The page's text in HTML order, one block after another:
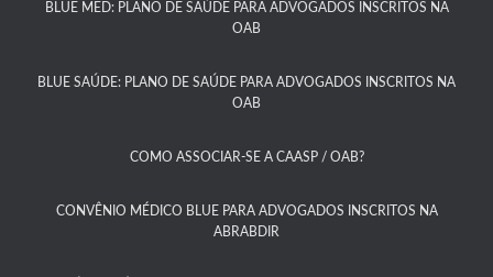
BLUE MED: PLANO DE SAÚDE PARA ADVOGADOS INSCRITOS NA
OAB
BLUE SAÚDE: PLANO DE SAÚDE PARA ADVOGADOS INSCRITOS NA
OAB​
COMO ASSOCIAR-SE A CAASP / OAB?​
CONVÊNIO MÉDICO BLUE PARA ADVOGADOS INSCRITOS NA
ABRABDIR